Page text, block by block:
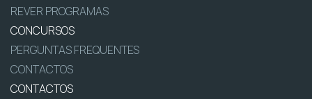
REVER PROGRAMAS
CONCURSOS
PERGUNTAS FREQUENTES
CONTACTOS
CONTACTOS